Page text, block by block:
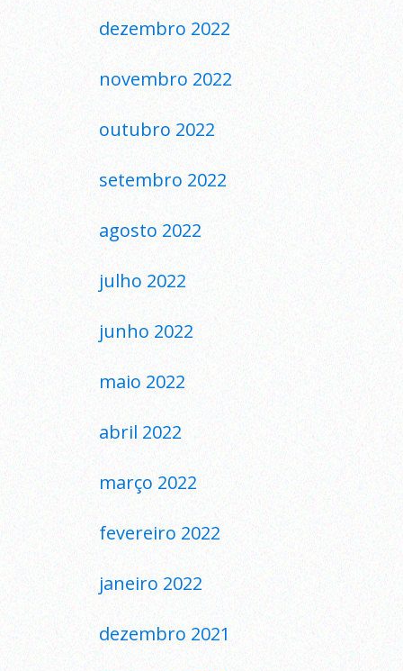
dezembro 2022
novembro 2022
outubro 2022
setembro 2022
agosto 2022
julho 2022
junho 2022
maio 2022
abril 2022
março 2022
fevereiro 2022
janeiro 2022
dezembro 2021